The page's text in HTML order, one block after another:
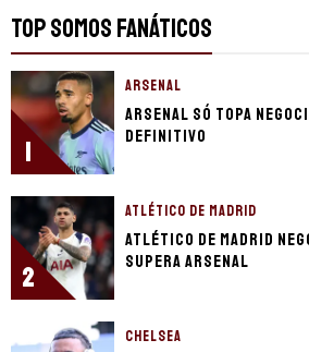
TOP SOMOS FANÁTICOS
1
ARSENAL
Arsenal só topa
definitivo
2
ATLÉTICO DE MADRID
Atlético de Madrid
supera Arsenal
CHELSEA